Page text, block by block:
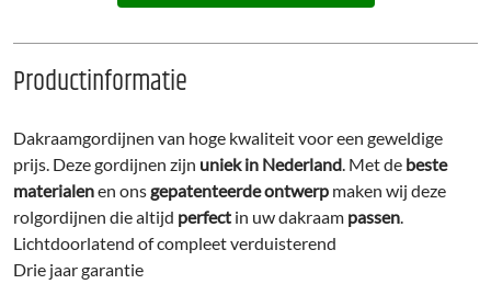
Productinformatie
Dakraamgordijnen van hoge kwaliteit voor een geweldige
prijs. Deze gordijnen zijn uniek in Nederland. Met de beste
materialenen onsgepatenteerde ontwerp maken wij deze
rolgordijnen die altijd perfect in uw dakraam passen.
Lichtdoorlatend of compleet verduisterend
Drie jaar garantie